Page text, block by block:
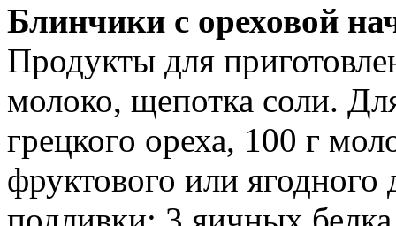
Блинчики с ореховой
Продукты для
молоко, щепотка соли.
грецкого ореха, 100 г
фруктового или